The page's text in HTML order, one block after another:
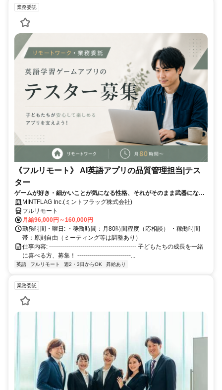
業務委託
《フルリモート》 AI英語アプリの品質管理担当|テス
ター
ゲームが好き・細かいことが気になる性格、それがそのまま武器になる
仕事です！
MINTFLAG Inc.(ミントフラッグ株式会社)
フルリモート
月給96,000円～160,000円
勤務時間・曜日: ・稼働時間：月80時間程度（応相談） ・稼働時間
帯：原則自由（ミーティング等は調整あり）
仕事内容: -------------------------------------------- 子どもたちの成長を一緒
に喜べる方、募集！ ---------------------------...
英語 フルリモート 週2・3日からOK 昇給あり
業務委託